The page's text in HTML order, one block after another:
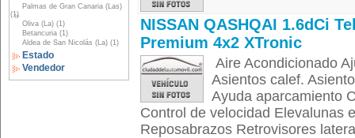
Palmas de Gran Canaria (Las)
(1)
Oliva (La) (1)
Betancuria (1)
Aldea de San Nicolás (La) (1)
Estado
Vendedor
NISSAN QASHQAI 1.6dCi
Premium 4x2 XTronic
Aire Acondicionado
Asientos calef.
Ayuda aparcamiento
Control de velocidad Elevalunas
Reposabrazos Retrovisores